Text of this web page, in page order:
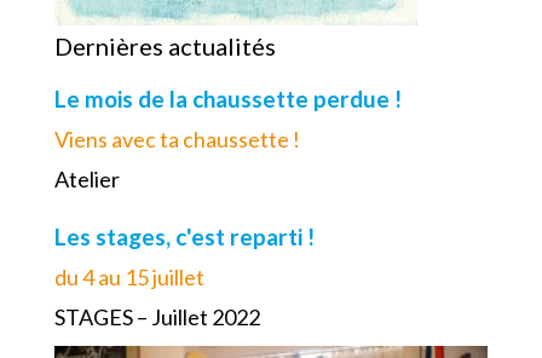
Dernières actualités
Le mois de la chaussette perdue !
Viens avec ta chaussette !
Atelier
Les stages, c'est reparti !
du 4 au 15 juillet
STAGES – Juillet 2022